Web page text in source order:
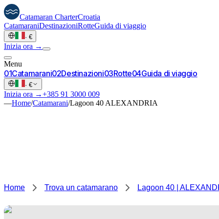
Catamaran CharterCroatia
CatamaraniDestinazioniRotteGuida di viaggio
· €
Inizia ora →
Menu
01Catamarani02Destinazioni03Rotte04Guida di viaggio
· €
Inizia ora →+385 91 3000 009
—Home/Catamarani/Lagoon 40 ALEXANDRIA
Home Trova un catamarano Lagoon 40 |